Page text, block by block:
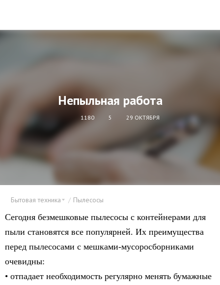
Непыльная работа
1180 5 29 ОКТЯБРЯ
Бытовая техника Пылесосы
Сегодня безмешковые пылесосы с контейнерами для
пыли становятся все популярней. Их преимущества
перед пылесосами с мешками-мусоросборниками
очевидны:
• отпадает необходимость регулярно менять бумажные